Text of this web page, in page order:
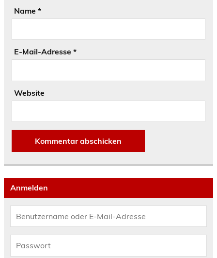
Name *
E-Mail-Adresse *
Website
Anmelden